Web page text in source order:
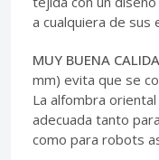
a cualquiera de sus
MUY BUENA
mm) evita que se
La alfombra
adecuada tanto
como para robots